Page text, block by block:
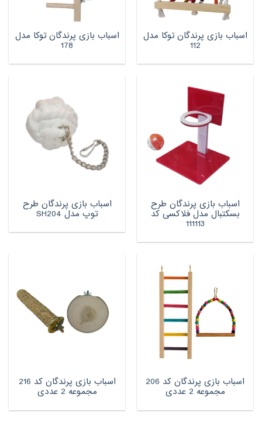
اسباب بازی پرندگان توکا مدل
112
اسباب بازی پرندگان توکا مدل
178
اسباب بازی پرندگان طرح
بسکتبال مدل فلاکسی کد
111113
اسباب بازی پرندگان طرح
توپ مدل SH204
اسباب بازی پرندگان کد 206
مجموعه 2 عددی
اسباب بازی پرندگان کد 216
مجموعه 2 عددی